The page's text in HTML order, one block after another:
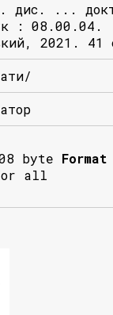
дис. ...
: 08.00.04.
2021. 41
byte
all